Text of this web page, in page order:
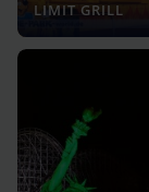
LIMIT GRILL